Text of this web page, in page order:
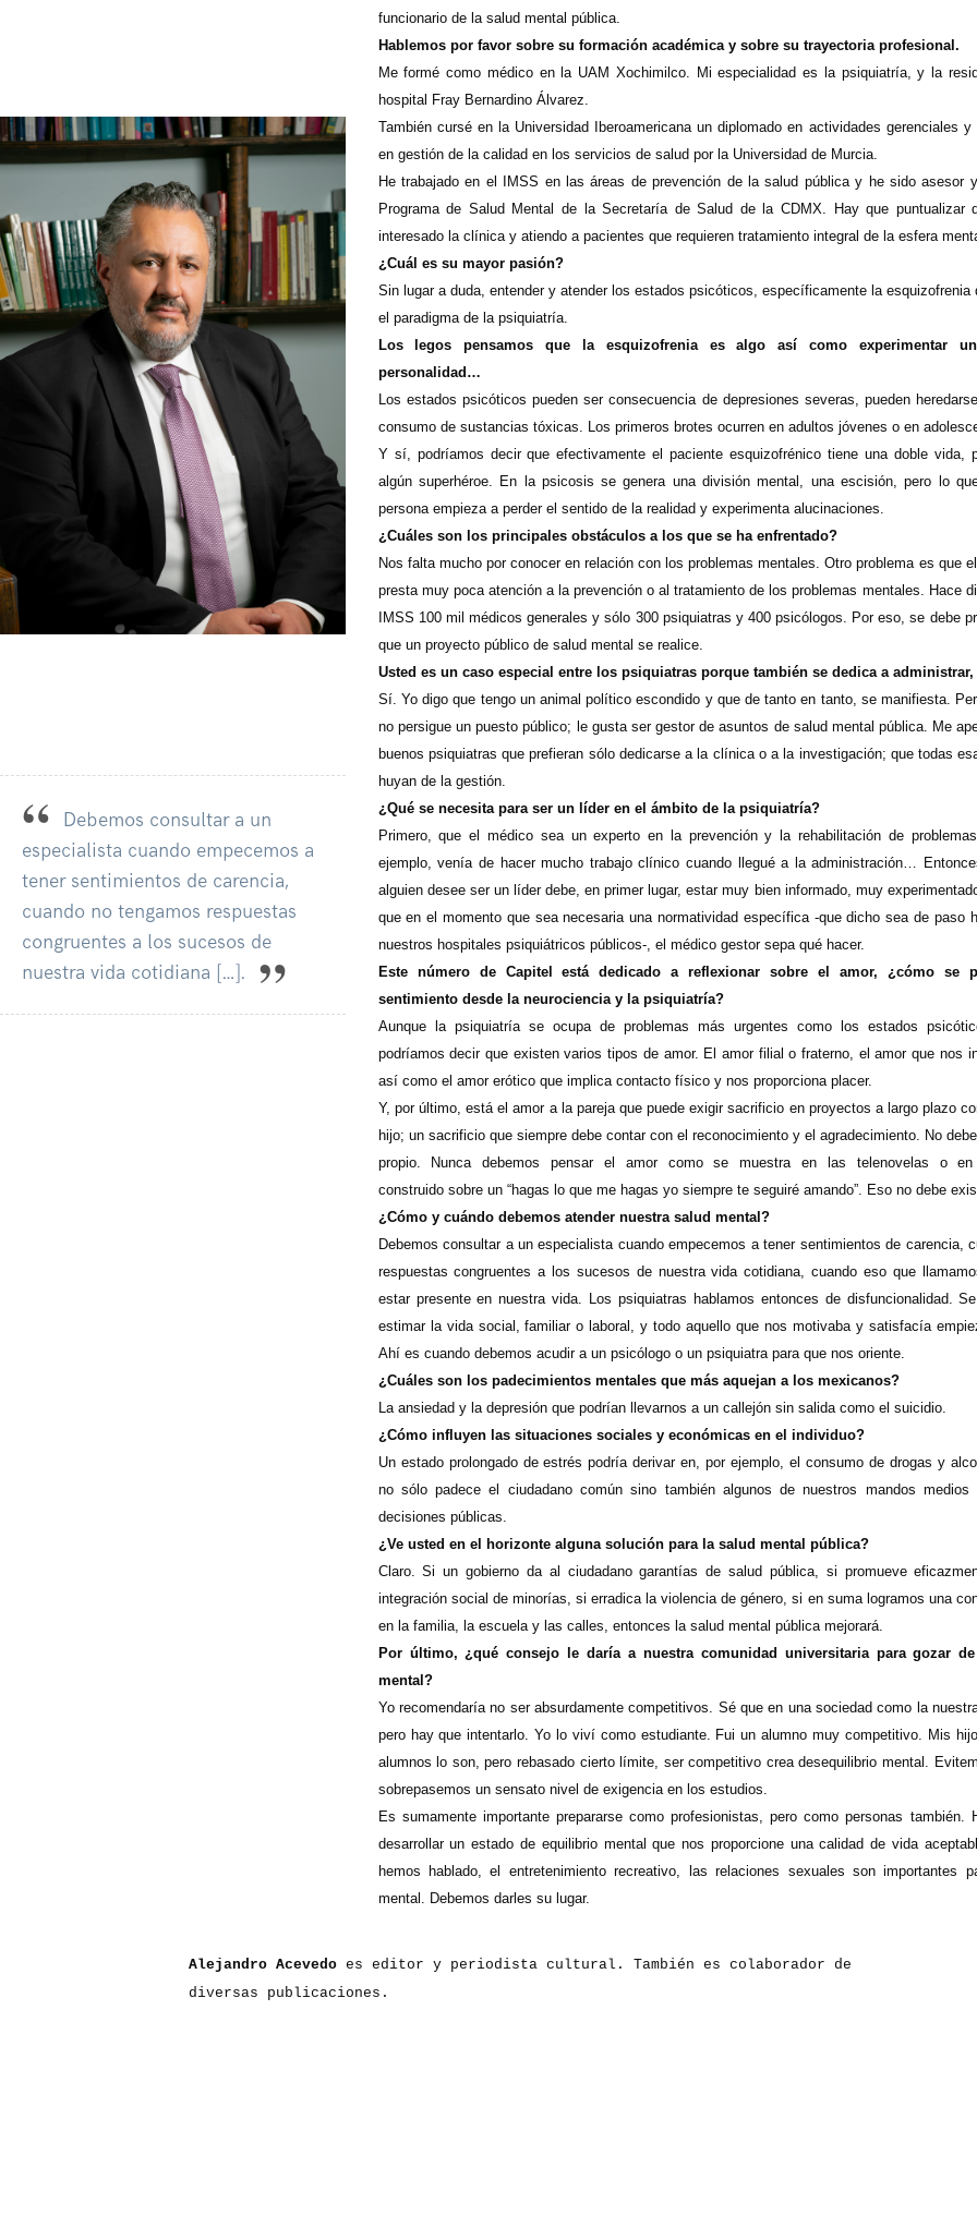
Debemos consultar a un
especialista cuando empecemos a
tener sentimientos de carencia,
cuando no tengamos respuestas
congruentes a los sucesos de
nuestra vida cotidiana […].
funcionario de la salud mental pública.
Hablemos por favor sobre su formación académica y sobre su trayectoria profesional.
Me formé como médico en la UAM Xochimilco. Mi especialidad es la psiquiatría, y la
hospital Fray Bernardino Álvarez.
También cursé en la Universidad Iberoamericana un diplomado en actividades gerenciales
en gestión de la calidad en los servicios de salud por la Universidad de Murcia.
He trabajado en el IMSS en las áreas de prevención de la salud pública y he sido asesor
Programa de Salud Mental de la Secretaría de Salud de la CDMX. Hay que puntualizar
interesado la clínica y atiendo a pacientes que requieren tratamiento integral de la esfera
¿Cuál es su mayor pasión?
Sin lugar a duda, entender y atender los estados psicóticos, específicamente la esquizofrenia
el paradigma de la psiquiatría.
Los legos pensamos que la esquizofrenia es algo así como experimentar
personalidad…
Los estados psicóticos pueden ser consecuencia de depresiones severas, pueden
consumo de sustancias tóxicas. Los primeros brotes ocurren en adultos jóvenes o en
Y sí, podríamos decir que efectivamente el paciente esquizofrénico tiene una doble vida,
algún superhéroe. En la psicosis se genera una división mental, una escisión, pero lo
persona empieza a perder el sentido de la realidad y experimenta alucinaciones.
¿Cuáles son los principales obstáculos a los que se ha enfrentado?
Nos falta mucho por conocer en relación con los problemas mentales. Otro problema es que
presta muy poca atención a la prevención o al tratamiento de los problemas mentales. Hace
IMSS 100 mil médicos generales y sólo 300 psiquiatras y 400 psicólogos. Por eso, se debe
que un proyecto público de salud mental se realice.
Usted es un caso especial entre los psiquiatras porque también se dedica a
Sí. Yo digo que tengo un animal político escondido y que de tanto en tanto, se manifiesta.
no persigue un puesto público; le gusta ser gestor de asuntos de salud mental pública. Me
buenos psiquiatras que prefieran sólo dedicarse a la clínica o a la investigación; que todas
huyan de la gestión.
¿Qué se necesita para ser un líder en el ámbito de la psiquiatría?
Primero, que el médico sea un experto en la prevención y la rehabilitación de
ejemplo, venía de hacer mucho trabajo clínico cuando llegué a la administración…
alguien desee ser un líder debe, en primer lugar, estar muy bien informado, muy
que en el momento que sea necesaria una normatividad específica -que dicho sea de paso
nuestros hospitales psiquiátricos públicos-, el médico gestor sepa qué hacer.
Este número de Capitel está dedicado a reflexionar sobre el amor, ¿cómo se
sentimiento desde la neurociencia y la psiquiatría?
Aunque la psiquiatría se ocupa de problemas más urgentes como los estados
podríamos decir que existen varios tipos de amor. El amor filial o fraterno, el amor que nos
así como el amor erótico que implica contacto físico y nos proporciona placer.
Y, por último, está el amor a la pareja que puede exigir sacrificio en proyectos a largo plazo
hijo; un sacrificio que siempre debe contar con el reconocimiento y el agradecimiento. No
propio. Nunca debemos pensar el amor como se muestra en las telenovelas o en
construido sobre un “hagas lo que me hagas yo siempre te seguiré amando”. Eso no debe
¿Cómo y cuándo debemos atender nuestra salud mental?
Debemos consultar a un especialista cuando empecemos a tener sentimientos de carencia,
respuestas congruentes a los sucesos de nuestra vida cotidiana, cuando eso que
estar presente en nuestra vida. Los psiquiatras hablamos entonces de disfuncionalidad.
estimar la vida social, familiar o laboral, y todo aquello que nos motivaba y satisfacía
Ahí es cuando debemos acudir a un psicólogo o un psiquiatra para que nos oriente.
¿Cuáles son los padecimientos mentales que más aquejan a los mexicanos?
La ansiedad y la depresión que podrían llevarnos a un callejón sin salida como el suicidio.
¿Cómo influyen las situaciones sociales y económicas en el individuo?
Un estado prolongado de estrés podría derivar en, por ejemplo, el consumo de drogas y
no sólo padece el ciudadano común sino también algunos de nuestros mandos
decisiones públicas.
¿Ve usted en el horizonte alguna solución para la salud mental pública?
Claro. Si un gobierno da al ciudadano garantías de salud pública, si promueve
integración social de minorías, si erradica la violencia de género, si en suma logramos una
en la familia, la escuela y las calles, entonces la salud mental pública mejorará.
Por último, ¿qué consejo le daría a nuestra comunidad universitaria para gozar
mental?
Yo recomendaría no ser absurdamente competitivos. Sé que en una sociedad como la
pero hay que intentarlo. Yo lo viví como estudiante. Fui un alumno muy competitivo. Mis
alumnos lo son, pero rebasado cierto límite, ser competitivo crea desequilibrio mental.
sobrepasemos un sensato nivel de exigencia en los estudios.
Es sumamente importante prepararse como profesionistas, pero como personas también.
desarrollar un estado de equilibrio mental que nos proporcione una calidad de vida
hemos hablado, el entretenimiento recreativo, las relaciones sexuales son importantes
mental. Debemos darles su lugar.
Alejandro Acevedo es editor y periodista cultural. También es colaborador de
diversas publicaciones.